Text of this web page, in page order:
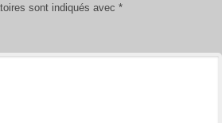
sont indiqués avec *